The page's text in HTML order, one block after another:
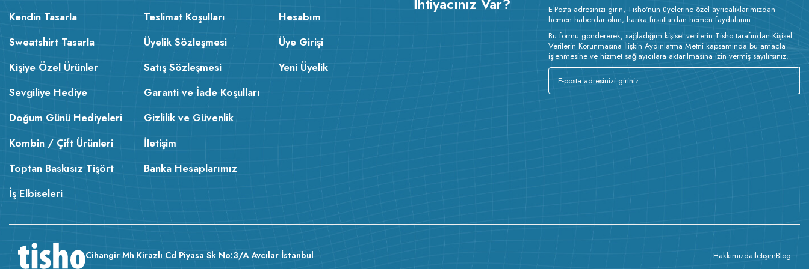
Kendin Tasarla
Sweatshirt Tasarla
Kişiye Özel Ürünler
Sevgiliye Hediye
Doğum Günü Hediyeleri
Kombin / Çift Ürünleri
Toptan Baskısız Tişört
İş Elbiseleri
Teslimat Koşulları
Üyelik Sözleşmesi
Satış Sözleşmesi
Garanti ve İade Koşulları
Gizlilik ve Güvenlik
İletişim
Banka Hesaplarımız
Hesabım
Üye Girişi
Yeni Üyelik
E-Posta adresinizi girin, Tisho'nun üyelerine özel ayrıcalıklarımızdan
hemen haberdar olun, harika fırsatlardan hemen faydalanın.
Bu formu göndererek, sağladığım kişisel verilerin Tisho tarafından Kişisel
Verilerin Korunmasına İlişkin Aydınlatma Metni kapsamında bu amaçla
işlenmesine ve hizmet sağlayıcılara aktarılmasına izin vermiş sayılırsınız.
Cihangir Mh Kirazlı Cd Piyasa Sk No:3/A Avcılar İstanbul HakkımızdaİletişimBlog